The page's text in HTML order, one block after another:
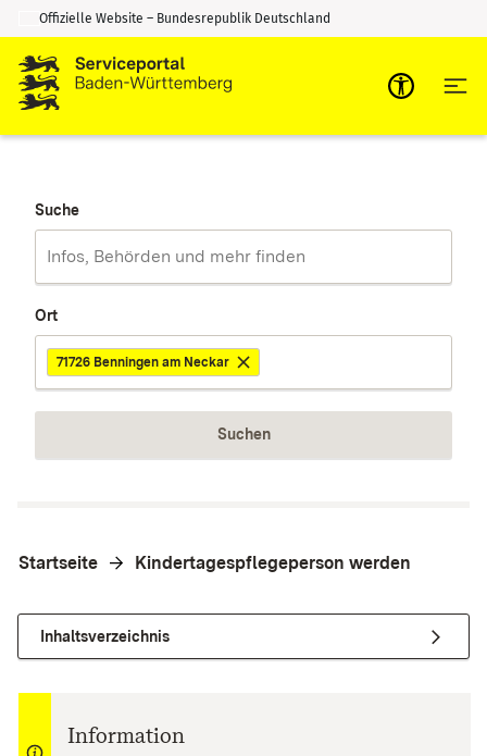
Zum Inhalt springen
Zur Suche springen
Offizielle Website – Bundesrepublik Deutschland
Suche
Ort
71726 Benningen am Neckar
Suchen
Startseite Kindertagespflegeperson werden
Inhaltsverzeichnis
Information